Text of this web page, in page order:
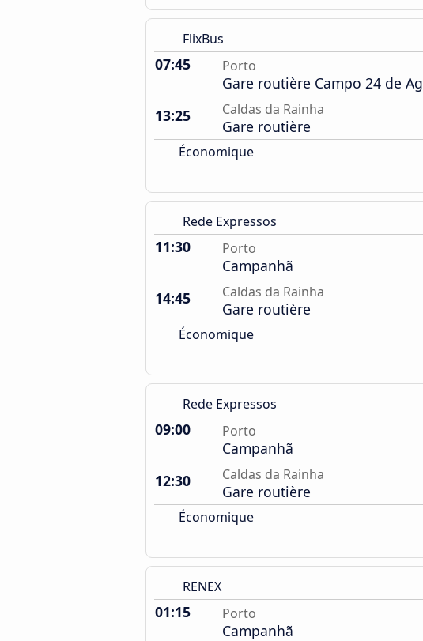
FlixBus
07:45 Porto
Gare routière Campo 24 de
13:25
Caldas da Rainha
Gare routière
Économique
Rede Expressos
11:30 Porto
Campanhã
14:45
Caldas da Rainha
Gare routière
Économique
Rede Expressos
09:00 Porto
Campanhã
12:30
Caldas da Rainha
Gare routière
Économique
RENEX
01:15 Porto
Campanhã